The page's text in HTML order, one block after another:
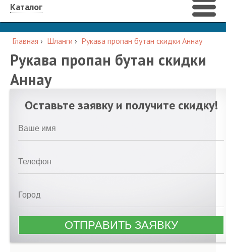
Каталог
Главная › Шланги › Рукава пропан бутан скидки Аннау
Рукава пропан бутан скидки
Аннау
Оставьте заявку и получите скидку!